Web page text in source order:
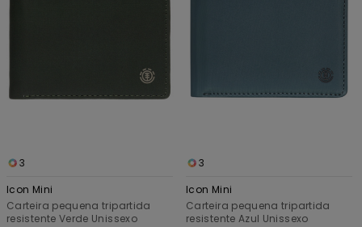
3
Icon Mini
Carteira pequena tripartida
resistente Verde Unissexo
3
Icon Mini
Carteira pequena tripartida
resistente Azul Unissexo